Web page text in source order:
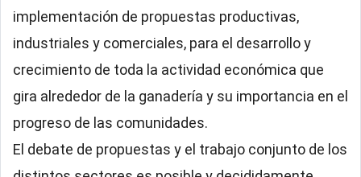
implementación de propuestas productivas,
industriales y comerciales, para el desarrollo y
crecimiento de toda la actividad económica que
gira alrededor de la ganadería y su importancia en el
progreso de las comunidades.
El debate de propuestas y el trabajo conjunto de los